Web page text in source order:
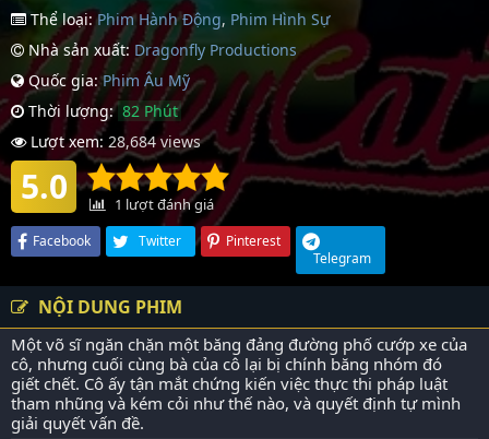
Thể loại: Phim Hành Động, Phim Hình Sự
Nhà sản xuất: Dragonfly Productions
Quốc gia: Phim Âu Mỹ
Thời lượng: 82 Phút
Lượt xem: 28,684 views
5.0 1 lượt đánh giá
Facebook Twitter
Pinterest
Telegram
NỘI DUNG PHIM
Một võ sĩ ngăn chặn một băng đảng đường phố cướp xe của
cô, nhưng cuối cùng bà của cô lại bị chính băng nhóm đó
giết chết. Cô ấy tận mắt chứng kiến việc thực thi pháp luật
tham nhũng và kém cỏi như thế nào, và quyết định tự mình
giải quyết vấn đề.